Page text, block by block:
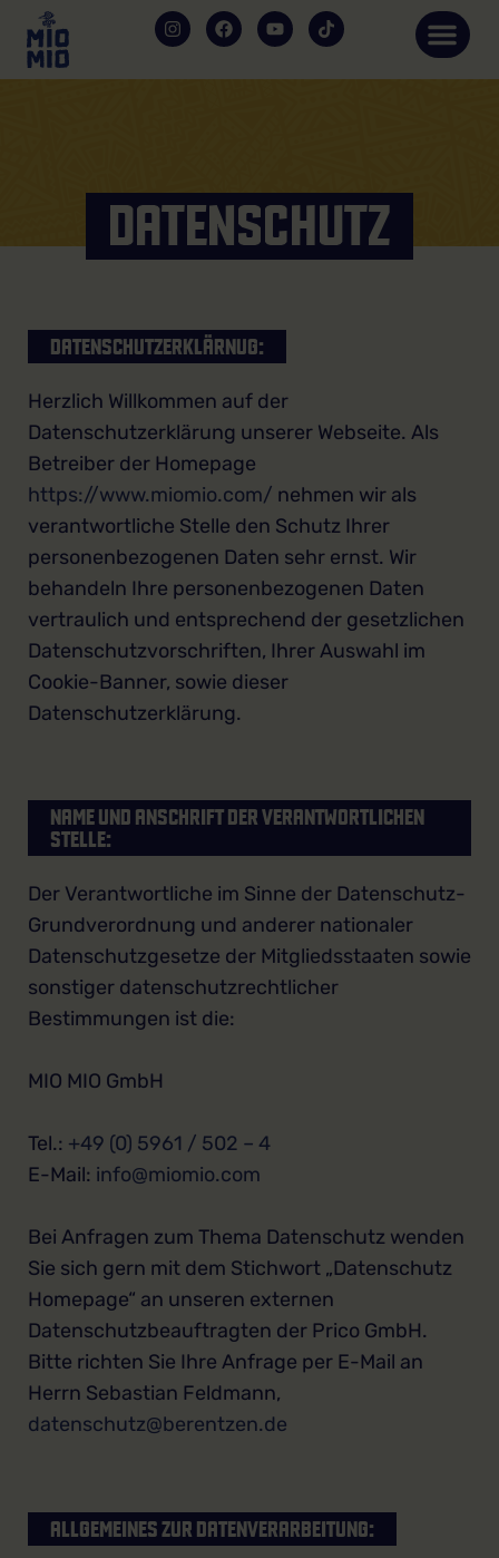
DATENSCHUTZ
DATENSCHUTZERKLÄRNUG:
Herzlich Willkommen auf der
Datenschutzerklärung unserer Webseite. Als
Betreiber der Homepage
https://www.miomio.com/ nehmen wir als
verantwortliche Stelle den Schutz Ihrer
personenbezogenen Daten sehr ernst. Wir
behandeln Ihre personenbezogenen Daten
vertraulich und entsprechend der gesetzlichen
Datenschutzvorschriften, Ihrer Auswahl im
Cookie-Banner, sowie dieser
Datenschutzerklärung.
NAME UND ANSCHRIFT DER VERANTWORTLICHEN
STELLE:
Der Verantwortliche im Sinne der Datenschutz-
Grundverordnung und anderer nationaler
Datenschutzgesetze der Mitgliedsstaaten sowie
sonstiger datenschutzrechtlicher
Bestimmungen ist die:
MIO MIO GmbH
Tel.: +49 (0) 5961 / 502 – 4
E-Mail: info@miomio.com
Bei Anfragen zum Thema Datenschutz wenden
Sie sich gern mit dem Stichwort „Datenschutz
Homepage“ an unseren externen
Datenschutzbeauftragten der Prico GmbH.
Bitte richten Sie Ihre Anfrage per E-Mail an
Herrn Sebastian Feldmann,
datenschutz@berentzen.de
ALLGEMEINES ZUR DATENVERARBEITUNG: